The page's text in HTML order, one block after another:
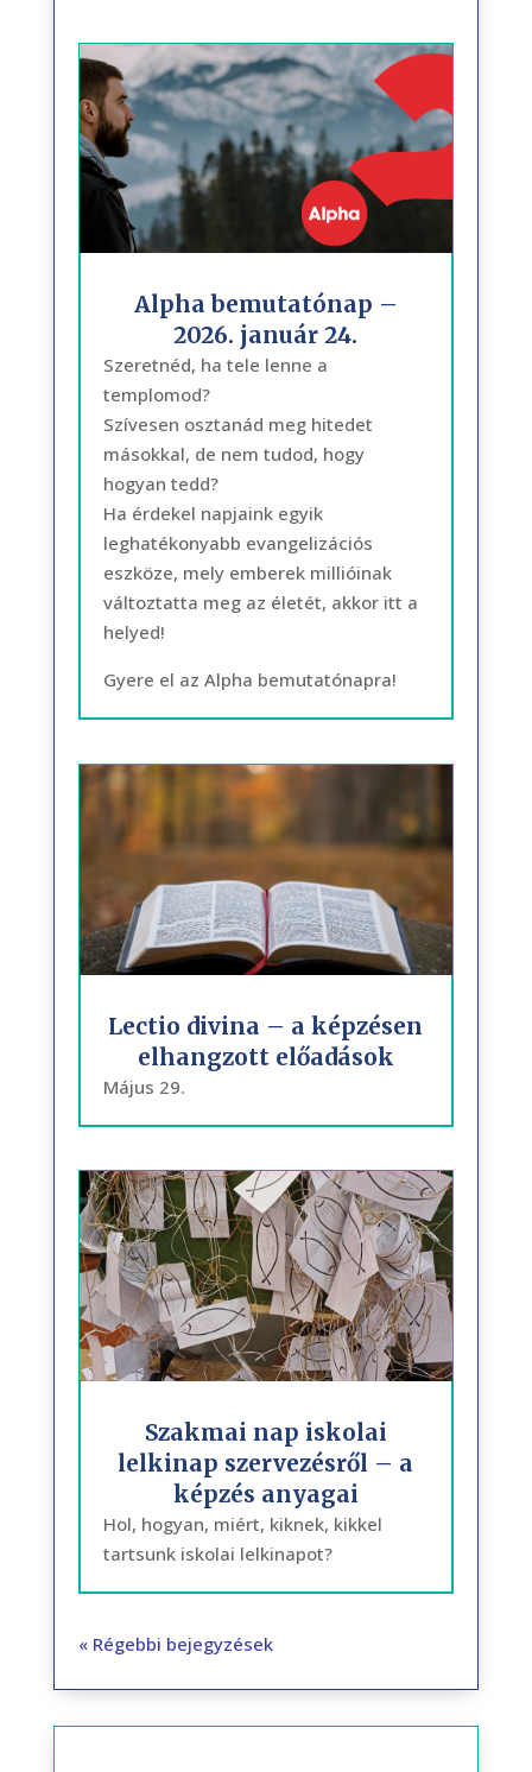
Alpha bemutatónap –
2026. január 24.
Szeretnéd, ha tele lenne a
templomod?
Szívesen osztanád meg hitedet
másokkal, de nem tudod, hogy
hogyan tedd?
Ha érdekel napjaink egyik
leghatékonyabb evangelizációs
eszköze, mely emberek millióinak
változtatta meg az életét, akkor itt a
helyed!
Gyere el az Alpha bemutatónapra!
Lectio divina – a képzésen
elhangzott előadások
Május 29.
Szakmai nap iskolai
lelkinap szervezésről – a
képzés anyagai
Hol, hogyan, miért, kiknek, kikkel
tartsunk iskolai lelkinapot?
« Régebbi bejegyzések